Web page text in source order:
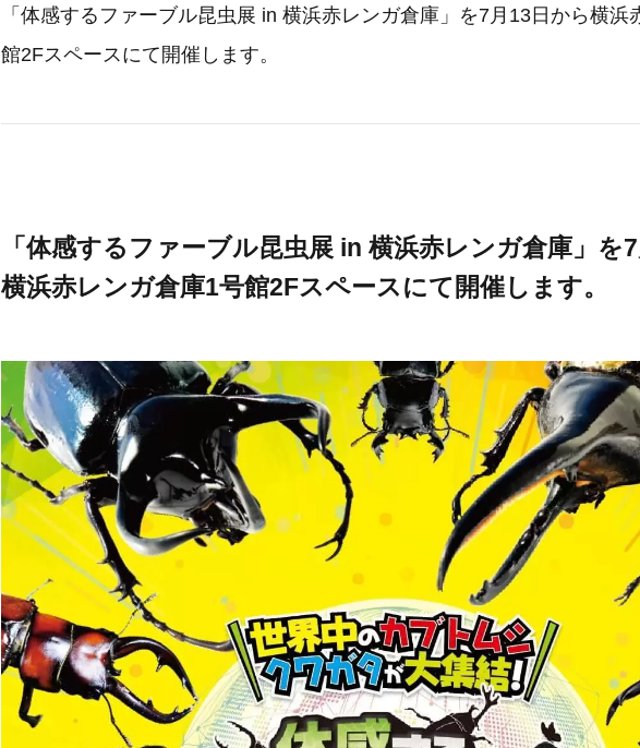
「体感するファーブル昆虫展 in 横浜赤レンガ倉庫」を7月13日から横浜
館2Fスペースにて開催します。
「体感するファーブル昆虫展 in 横浜赤レンガ倉庫」を
横浜赤レンガ倉庫1号館2Fスペースにて開催します。